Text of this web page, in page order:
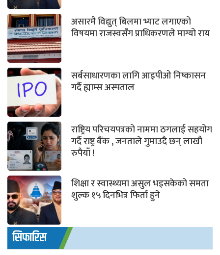
असारमै विद्युत् बिलमा भ्याट लगाएको
विषयमा राजस्वसँग प्राधिकरणले माग्यो राय
सर्बसाधारणका लागि आइपीओ निष्कासन
गर्दै ह्याम्स अस्पताल
राष्ट्रिय परिचयपत्रको नाममा ठगलाई सहयोग
गर्दै राष्ट्र बैंक , जनताले गुमाउदै छन् लाखौ
रुपैयाँ !
शिक्षा र स्वास्थ्यमा असुल भइसकेको समता
शुल्क १५ दिनभित्र फिर्ता हुने
सिफारिस